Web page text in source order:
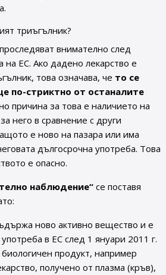
триъгълник?
внимателно след
на ЕС. Ако дадено лекарство е
това означава, че то се
по-стриктно от останалите
причина за това е наличието на
него в сравнение с други
е ново на пазара или има
дългосрочна употреба. Това
е опасно.
наблюдение“се поставя
ново активно вещество и е
в ЕС след 1 януари 2011 г.
биологичен продукт, например
получено от плазма (кръв),